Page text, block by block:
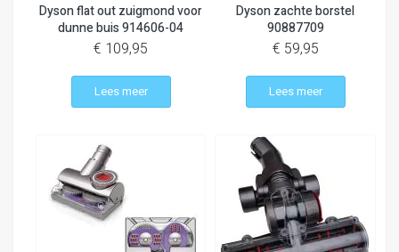
Dyson flat out zuigmond voor
dunne buis 914606-04
€ 109,95
Lees meer
Dyson zachte borstel
90887709
€ 59,95
Lees meer